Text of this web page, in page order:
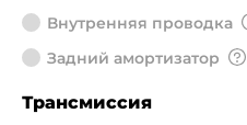
Внутренняя проводка
Задний амортизатор
Трансмиссия